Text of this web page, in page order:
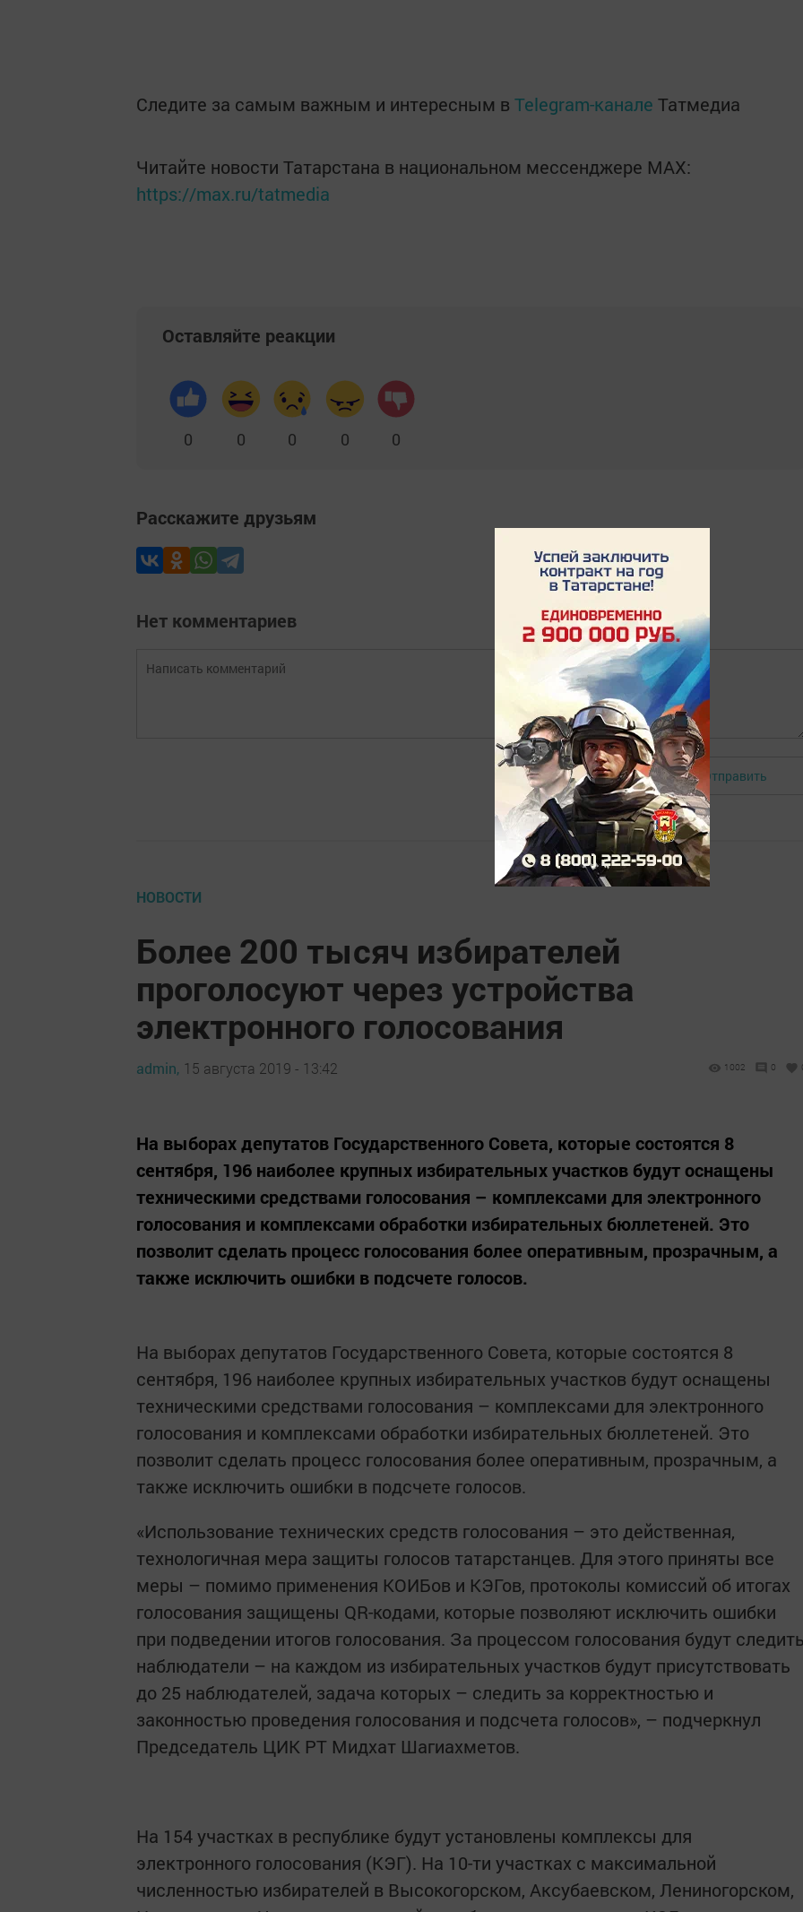
Следите за самым важным и интересным в Telegram-канале Татмедиа
Читайте новости Татарстана в национальном мессенджере MАХ:
https://max.ru/tatmedia
Оставляйте реакции
0 0 0 0 0
Расскажите друзьям
Нет комментариев
Авторизоваться Отправить
НОВОСТИ
Более 200 тысяч избирателей
проголосуют через устройства
электронного голосования
admin, 15 августа 2019 - 13:42 1002 0
На выборах депутатов Государственного Совета, которые состоятся 8
сентября, 196 наиболее крупных избирательных участков будут оснащены
техническими средствами голосования – комплексами для электронного
голосования и комплексами обработки избирательных бюллетеней. Это
позволит сделать процесс голосования более оперативным, прозрачным, а
также исключить ошибки в подсчете голосов.
На выборах депутатов Государственного Совета, которые состоятся 8
сентября, 196 наиболее крупных избирательных участков будут оснащены
техническими средствами голосования – комплексами для электронного
голосования и комплексами обработки избирательных бюллетеней. Это
позволит сделать процесс голосования более оперативным, прозрачным, а
также исключить ошибки в подсчете голосов.
«Использование технических средств голосования – это действенная,
технологичная мера защиты голосов татарстанцев. Для этого приняты все
меры – помимо применения КОИБов и КЭГов, протоколы комиссий об итогах
голосования защищены QR-кодами, которые позволяют исключить ошибки
при подведении итогов голосования. За процессом голосования будут
наблюдатели – на каждом из избирательных участков будут присутствовать
до 25 наблюдателей, задача которых – следить за корректностью и
законностью проведения голосования и подсчета голосов», – подчеркнул
Председатель ЦИК РТ Мидхат Шагиахметов.
На 154 участках в республике будут установлены комплексы для
электронного голосования (КЭГ). На 10-ти участках с максимальной
численностью избирателей в Высокогорском, Аксубаевском, Лениногорском,